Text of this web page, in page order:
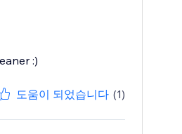
:)
도움이 되었습니다 (1)